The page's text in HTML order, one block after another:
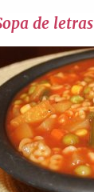
de letras